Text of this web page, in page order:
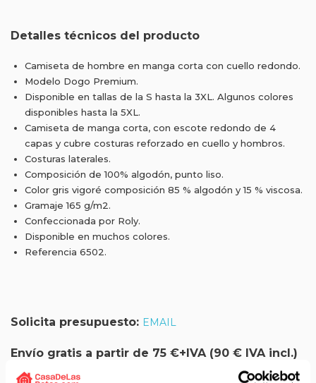
Detalles técnicos del producto
Camiseta de hombre en manga corta con cuello redondo.
Modelo Dogo Premium.
Disponible en tallas de la S hasta la 3XL. Algunos colores
disponibles hasta la 5XL.
Camiseta de manga corta, con escote redondo de 4
capas y cubre costuras reforzado en cuello y hombros.
Costuras laterales.
Composición de 100% algodón, punto liso.
Color gris vigoré composición 85 % algodón y 15 % viscosa.
Gramaje 165 g/m2.
Confeccionada por Roly.
Disponible en muchos colores.
Referencia 6502.
Solicita presupuesto: EMAIL
Envío gratis a partir de 75 €+IVA (90 € IVA incl.)